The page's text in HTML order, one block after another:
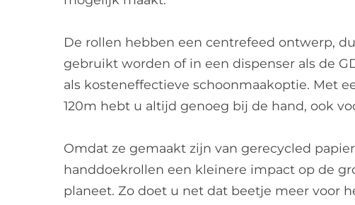
De rollen hebben een centrefeed ontwerp,
gebruikt worden of in een dispenser als de
als kosteneffectieve schoonmaakoptie. Met
120m hebt u altijd genoeg bij de hand, ook
Omdat ze gemaakt zijn van gerecycled
handdoekrollen een kleinere impact op de
planeet. Zo doet u net dat beetje meer voor